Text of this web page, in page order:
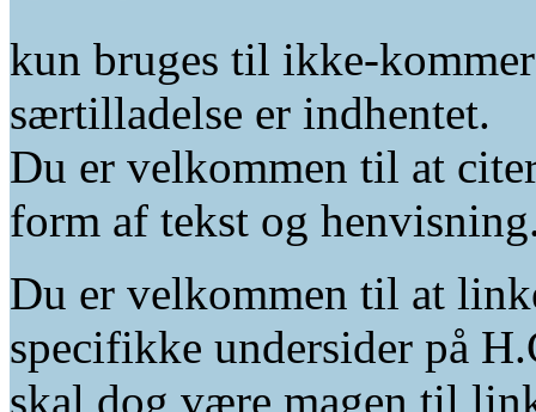
kun bruges til ikke-
særtilladelse er indhentet.
Du er velkommen til at
form af tekst og
Du er velkommen til at
specifikke undersider på
skal dog være magen til